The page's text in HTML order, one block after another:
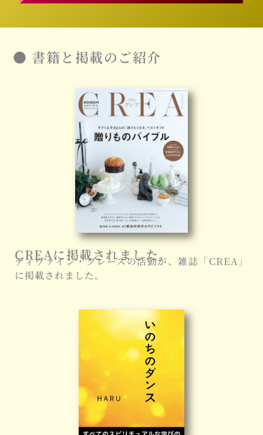
● 書籍と掲載のご紹介
CREAに掲載されました。
ディヴァイン・グレースの活動が、雑誌「CREA」
に掲載されました。